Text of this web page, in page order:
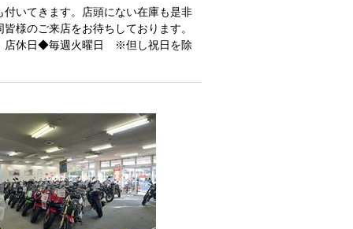
いてきます。店頭にない在庫も是非
様のご来店をお待ちしております。
店休日◆毎週火曜日 ※但し祝日を除